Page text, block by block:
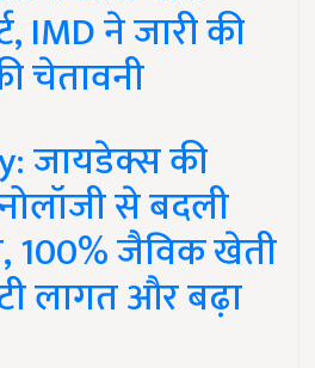
IMD ने जारी की
चेतावनी
जायडेक्स की
से बदली
100% जैविक खेती
लागत और बढ़ा